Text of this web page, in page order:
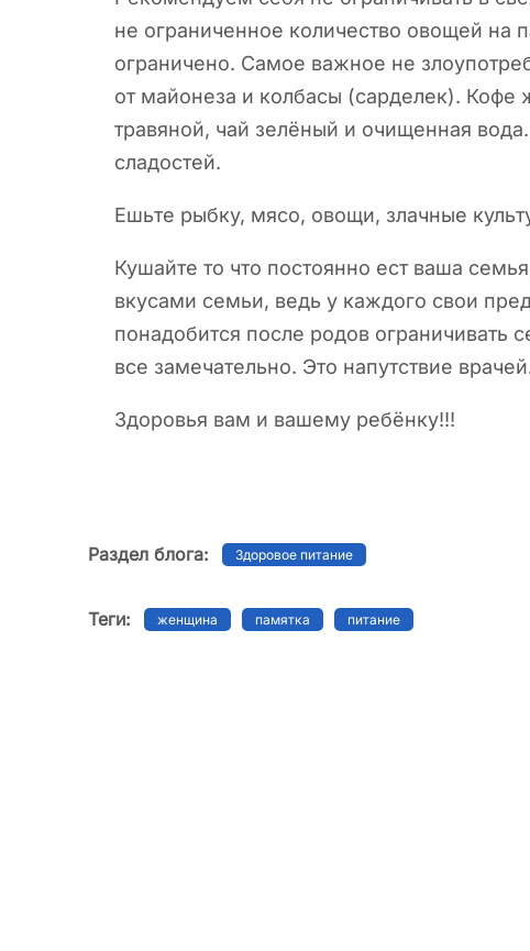
не ограниченное количество овощей на
ограничено. Самое важное не
от майонеза и колбасы (сарделек). Кофе
травяной, чай зелёный и очищенная
сладостей.
Ешьте рыбку, мясо, овощи, злачные
Кушайте то что постоянно ест ваша
вкусами семьи, ведь у каждого свои
понадобится после родов ограничивать
все замечательно. Это напутствие
Здоровья вам и вашему ребёнку!!!
Раздел блога: Здоровое питание
Теги: женщина памятка питание